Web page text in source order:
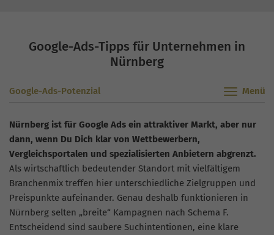
Google-Ads-Tipps für Unternehmen in
Nürnberg
Google-Ads-Potenzial
Nürnberg ist für Google Ads ein attraktiver Markt, aber nur
dann, wenn Du Dich klar von Wettbewerbern,
Vergleichsportalen und spezialisierten Anbietern abgrenzt.
Als wirtschaftlich bedeutender Standort mit vielfältigem
Branchenmix treffen hier unterschiedliche Zielgruppen und
Preispunkte aufeinander. Genau deshalb funktionieren in
Nürnberg selten „breite“ Kampagnen nach Schema F.
Entscheidend sind saubere Suchintentionen, eine klare